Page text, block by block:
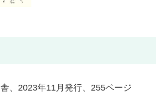
、2023年11月発行、255ページ